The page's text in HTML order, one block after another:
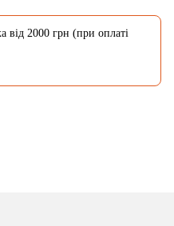
від 2000 грн (при оплаті